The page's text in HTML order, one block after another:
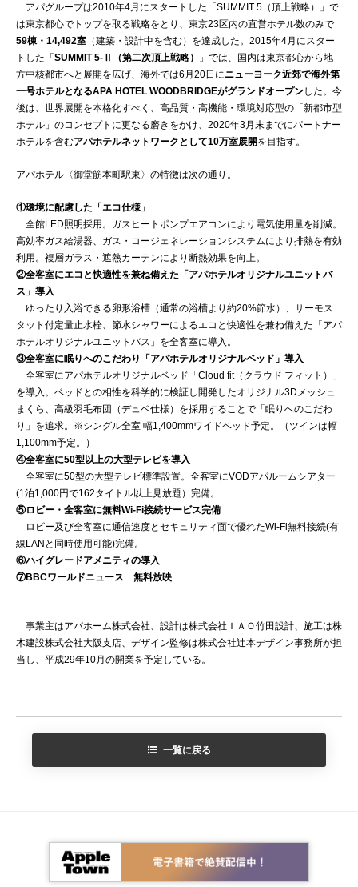
アパグループは2010年4月にスタートした「SUMMIT 5（頂上戦略）」で
は東京都心でトップを取る戦略をとり、東京23区内の直営ホテル数のみで
59棟・14,492室 （建築・設計中を含む）を達成した。2015年4月にスター
トした「SUMMIT 5-Ⅱ（第二次頂上戦略）
」では、国内は東京都心から地
方中核都市へと展開を広げ、海外では6月20日にニューヨーク近郊で海外第
一号ホテルとなるAPA HOTEL WOODBRIDGEがグランドオープンした。今
後は、世界展開を本格化すべく、高品質・高機能・環境対応型の「新都市型
ホテル」のコンセプトに更なる磨きをかけ、2020年3月末までにパートナー
ホテルを含むアパホテルネットワークとして10万室展開を目指す。
アパホテル〈御堂筋本町駅東〉の特徴は次の通り。
①環境に配慮した「エコ仕様」
全館LED照明採用。ガスヒートポンプエアコンにより電気使用量を削減。
高効率ガス給湯器、ガス・コージェネレーションシステムにより排熱を有効
利用。複層ガラス・遮熱カーテンにより断熱効果を向上。
②全客室にエコと快適性を兼ね備えた「アパホテルオリジナルユニットバ
ス」導入
ゆったり入浴できる卵形浴槽（通常の浴槽より約20%節水）、サーモス
タット付定量止水栓、節水シャワーによるエコと快適性を兼ね備えた「アパ
ホテルオリジナルユニットバス」を全客室に導入。
③全客室に眠りへのこだわり「アパホテルオリジナルベッド」導入
全客室にアパホテルオリジナルベッド「Cloud fit（クラウド フィット）」
を導入。ベッドとの相性を科学的に検証し開発したオリジナル3Dメッシュ
まくら、高級羽毛布団（デュベ仕様）を採用することで「眠りへのこだわ
り」を追求。※シングル全室 幅1,400mmワイドベッド予定。（ツインは幅
1,100mm予定。）
④全客室に50型以上の大型テレビを導入
全客室に50型の大型テレビ標準設置。全客室にVODアパルームシアター
(1泊1,000円で162タイトル以上見放題）完備。
⑤ロビー・全客室に無料Wi-Fi接続サービス完備
ロビー及び全客室に通信速度とセキュリティ面で優れたWi-Fi無料接続(有
線LANと同時使用可能)完備。
⑥ハイグレードアメニティの導入
⑦BBCワールドニュース 無料放映
事業主はアパホーム株式会社、設計は株式会社ＩＡＯ竹田設計、施工は株
木建設株式会社大阪支店、デザイン監修は株式会社辻本デザイン事務所が担
当し、平成29年10月の開業を予定している。
一覧に戻る